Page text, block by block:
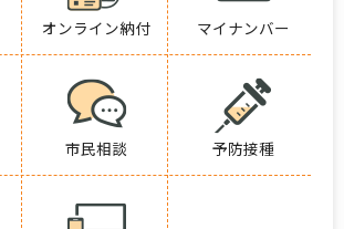
オンライン納付 マイナンバー
市民相談 予防接種